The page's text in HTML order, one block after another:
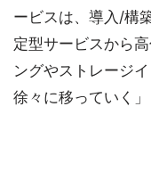
ービスは、導入/構
定型サービスから
ングやストレージ
徐々に移っていく」